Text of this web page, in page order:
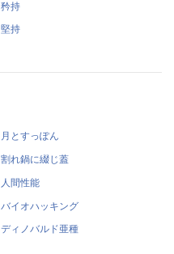
矜持
堅持
月とすっぽん
割れ鍋に綴じ蓋
人間性能
バイオハッキング
ディノバルド亜種